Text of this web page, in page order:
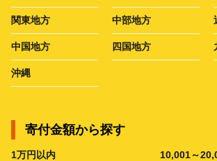
関東地方 中部地方
中国地方 四国地方
沖縄
寄付金額から探す
1万円以内 10,001～